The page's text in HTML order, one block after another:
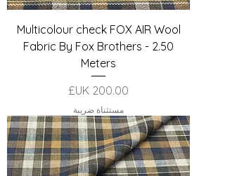
Multicolour check FOX AIR Wool
Fabric By Fox Brothers - 2.50
Meters
السعر
مستثناة ضريبة